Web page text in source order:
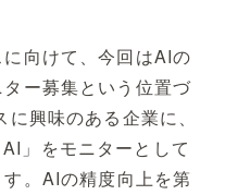
向けて、今回はAIの
ー募集という位置づ
興味のある企業に、
」をモニターとして
。AIの精度向上を第